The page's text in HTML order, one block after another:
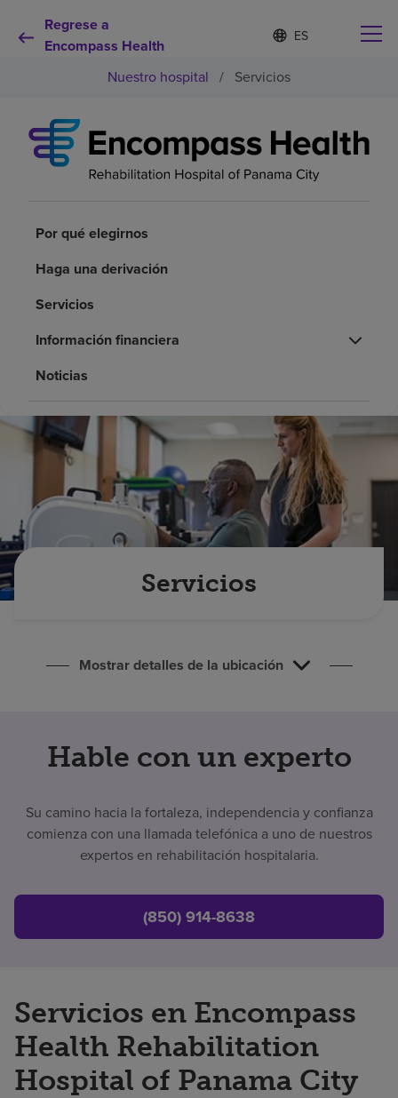
Regrese a
Encompass Health
Lista
de
idiomas
contraída
d
o
s
e
e
Por qué debe elegirnos
Recursos de salud
Empleos
Pagar mi factura
Nuestro hospital / Servicios
Por qué elegirnos
Haga una derivación
Servicios
Información financiera
Noticias
Servicios
Mostrar detalles de la ubicación
Hable con un experto
Su camino hacia la fortaleza, independencia y confianza
comienza con una llamada telefónica a uno de nuestros
expertos en rehabilitación hospitalaria.
(850) 914-8638
Servicios en Encompass
Health Rehabilitation
Hospital of Panama City